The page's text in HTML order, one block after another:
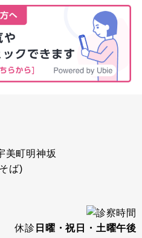
美町明神坂
ば)
休診 日曜・祝日・土曜午後